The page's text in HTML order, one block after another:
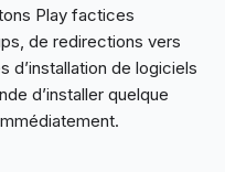
Play factices
de redirections vers
d’installation de logiciels
d’installer quelque